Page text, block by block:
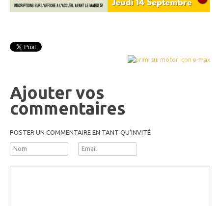
Ajouter vos
commentaires
POSTER UN COMMENTAIRE EN TANT QU'INVITÉ